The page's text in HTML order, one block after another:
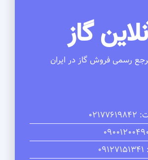
گاز
رسمی فروش گاز در ایران